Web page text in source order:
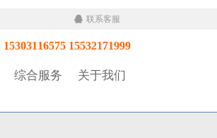
联系客服
综合服务 关于我们
15303116575 15532171999